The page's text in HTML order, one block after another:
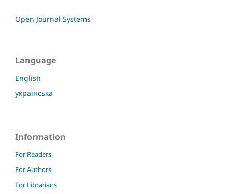
Open Journal Systems
Language
English
українська
Information
For Readers
For Authors
For Librarians